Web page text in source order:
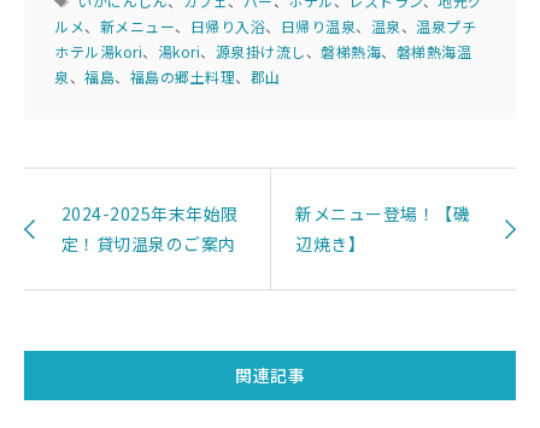
b
o
k
et
リ
ー
グ
ルメ、 新メニュー、 日帰り入浴、 日帰り温泉、 温泉、 温泉プチ
ホテル湯kori、 湯kori、 源泉掛け流し、 磐梯熱海、 磐梯熱海温
泉、 福島、 福島の郷土料理、 郡山
2024-2025年末年始限
定！貸切温泉のご案内
新メニュー登場！【磯
辺焼き】
関連記事